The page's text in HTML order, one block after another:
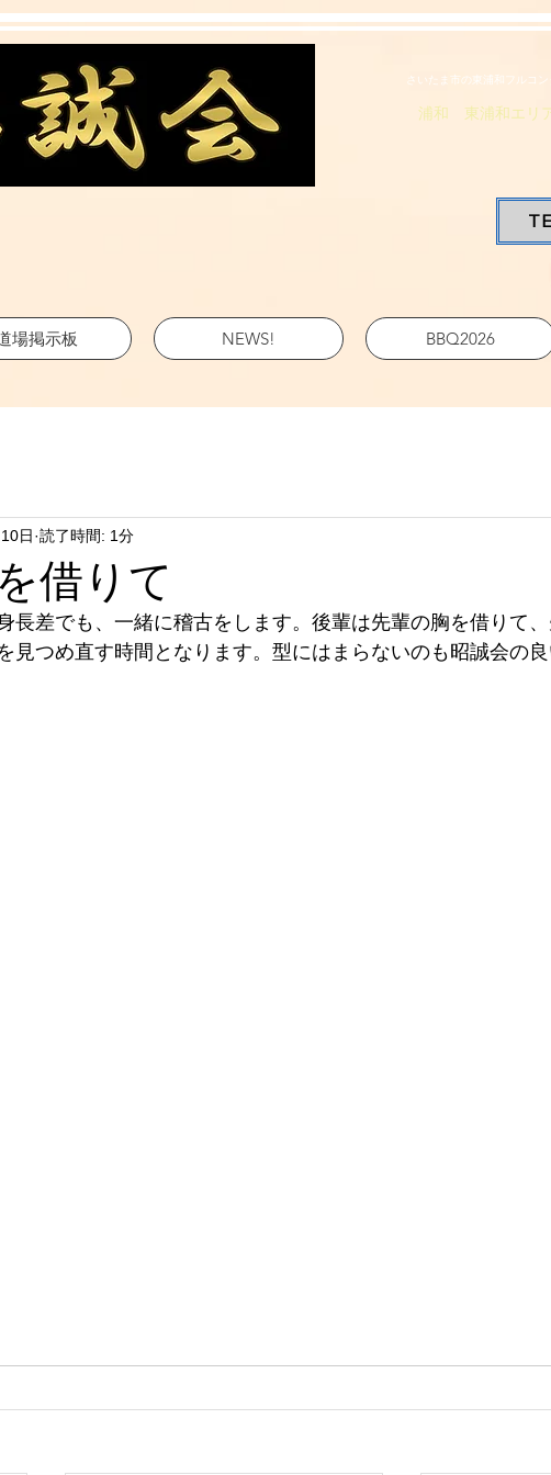
さいたま市の東浦和フルコ
浦和 東浦和エリ
場掲示板 NEWS! BBQ2026
借りて
日 読了時間: 1分
長差でも、一緒に稽古をします。後輩は先輩の胸を借りて
見つめ直す時間となります。型にはまらないのも昭誠会の良